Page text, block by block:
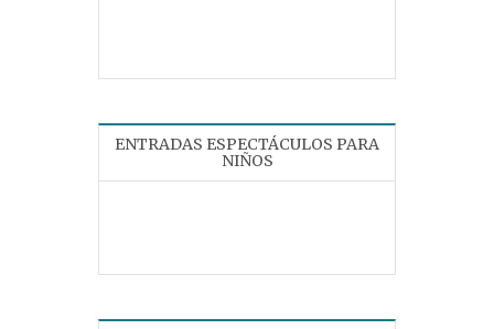
ENTRADAS ESPECTÁCULOS PARA
NIÑOS